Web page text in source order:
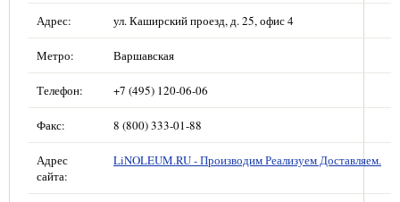
Адрес: ул. Каширский проезд, д. 25, офис 4
Метро: Варшавская
Телефон: +7 (495) 120-06-06
Факс: 8 (800) 333-01-88
Адрес
сайта:
LiNOLEUM.RU - Производим Реализуем Доставляем.